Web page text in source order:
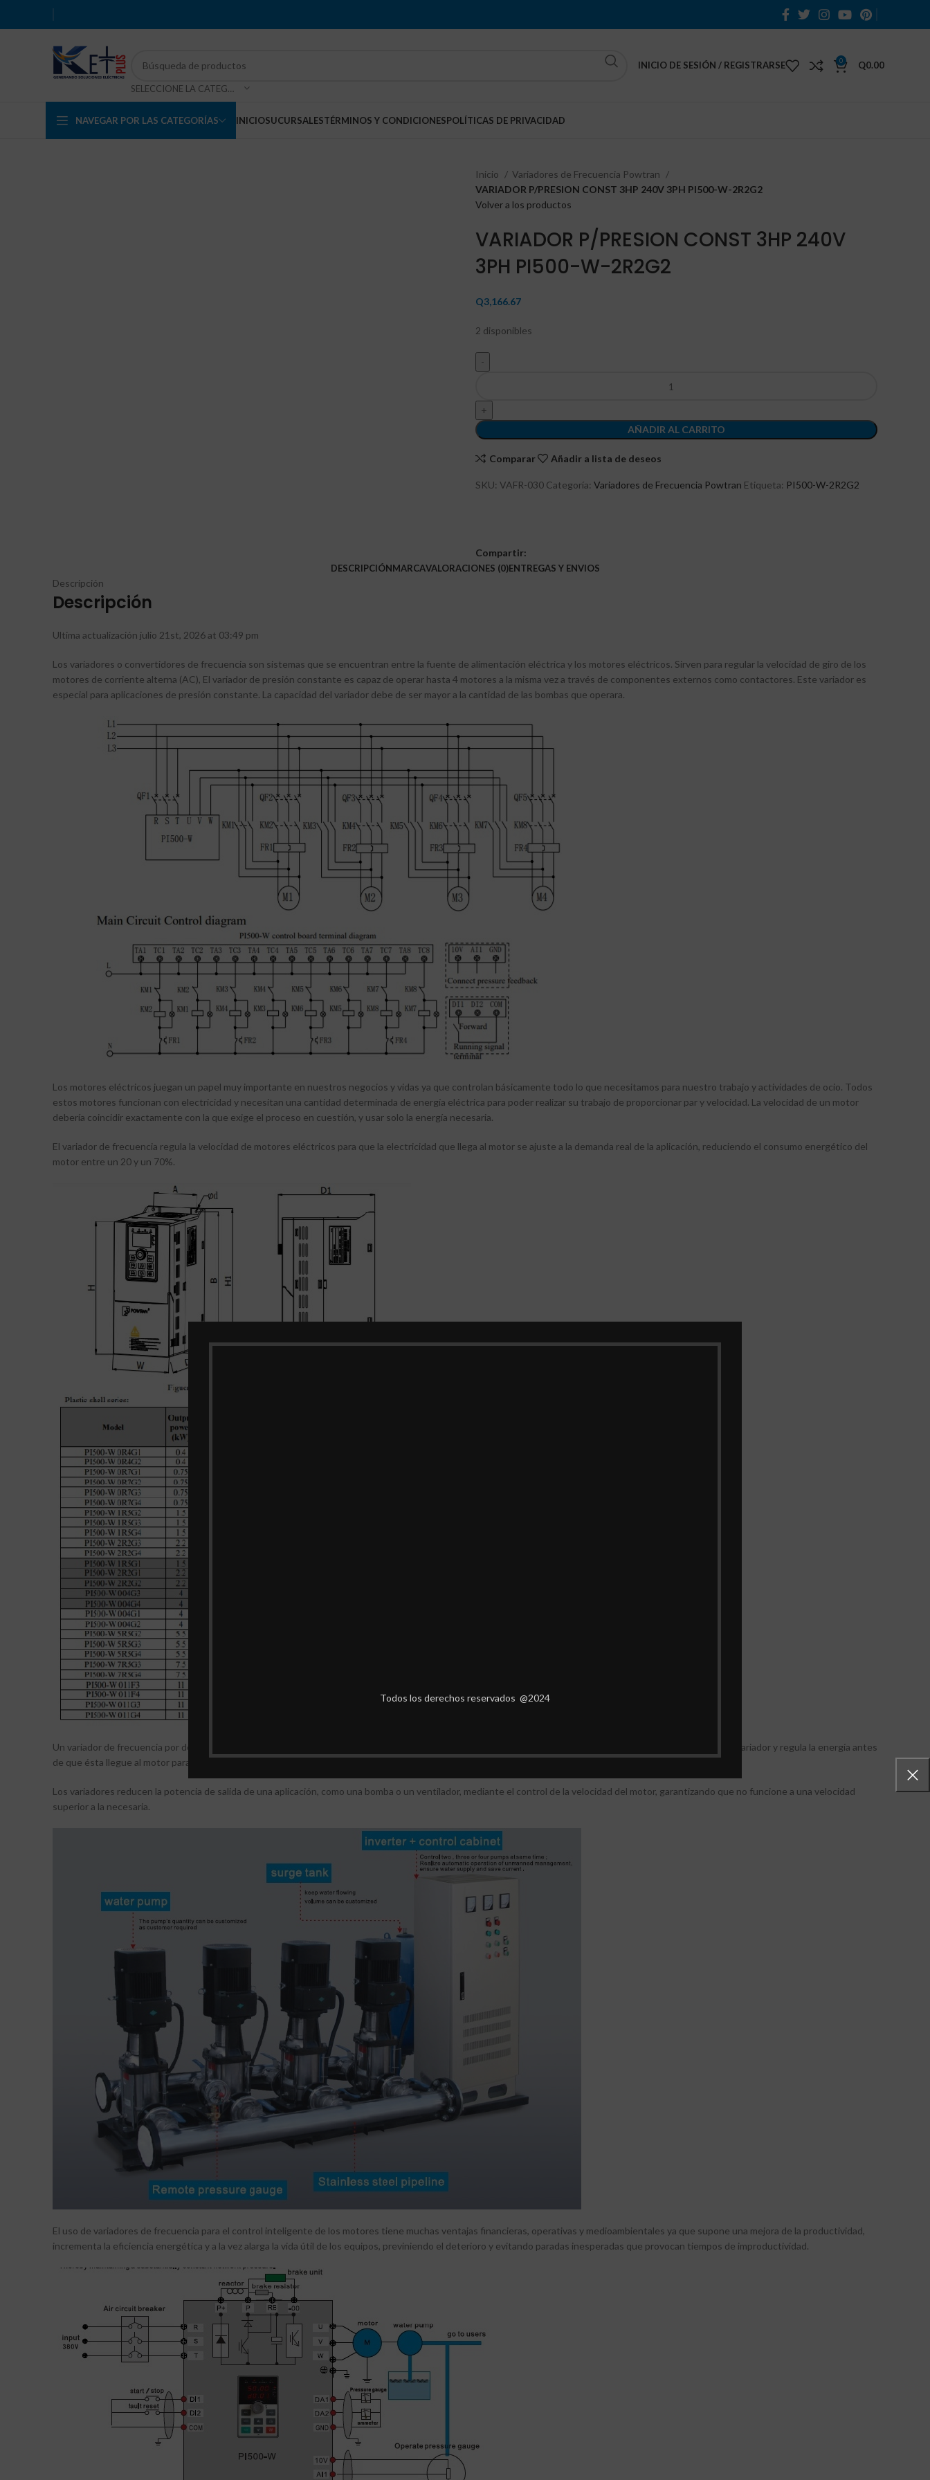
Todos los derechos reservados @2024
SELECCIONE LA CATEGORÍA
INICIO DE SESIÓN / REGISTRARSE 0 Q0.00
NAVEGAR POR LAS CATEGORÍAS INICIOSUCURSALESTÉRMINOS Y CONDICIONESPOLÍTICAS DE PRIVACIDAD
Inicio
Variadores de Frecuencia Powtran
VARIADOR P/PRESION CONST 3HP 240V 3PH PI500-W-2R2G2
Volver a los productos
VARIADOR P/PRESION CONST 3HP 240V
3PH PI500-W-2R2G2
Q3,166.67
2 disponibles
AÑADIR AL CARRITO
Comparar Añadir a lista de deseos
SKU: VAFR-030 Categoría: Variadores de Frecuencia Powtran Etiqueta: PI500-W-2R2G2
Compartir:
DESCRIPCIÓNMARCAVALORACIONES (0)ENTREGAS Y ENVIOS
Descripción
Descripción
Ultima actualización julio 21st, 2026 at 03:49 pm
Los variadores o convertidores de frecuencia son sistemas que se encuentran entre la fuente de alimentación eléctrica y los motores eléctricos. Sirven para regular la velocidad de giro de los
motores de corriente alterna (AC), El variador de presión constante es capaz de operar hasta 4 motores a la misma vez a través de componentes externos como contactores. Este variador es
especial para aplicaciones de presión constante. La capacidad del variador debe de ser mayor a la cantidad de las bombas que operara.
Los motores eléctricos juegan un papel muy importante en nuestros negocios y vidas ya que controlan básicamente todo lo que necesitamos para nuestro trabajo y actividades de ocio. Todos
estos motores funcionan con electricidad y necesitan una cantidad determinada de energía eléctrica para poder realizar su trabajo de proporcionar par y velocidad. La velocidad de un motor
debería coincidir exactamente con la que exige el proceso en cuestión, y usar solo la energía necesaria.
El variador de frecuencia regula la velocidad de motores eléctricos para que la electricidad que llega al motor se ajuste a la demanda real de la aplicación, reduciendo el consumo energético del
motor entre un 20 y un 70%.
Un variador de frecuencia por definición es un regulador industrial que se encuentra entre la alimentación energética y el motor. La energía de la red pasa por el variador y regula la energía antes
de que ésta llegue al motor para luego ajustar la frecuencia y la tensión en función de los requisitos del procedimiento.
Los variadores reducen la potencia de salida de una aplicación, como una bomba o un ventilador, mediante el control de la velocidad del motor, garantizando que no funcione a una velocidad
superior a la necesaria.
El uso de variadores de frecuencia para el control inteligente de los motores tiene muchas ventajas financieras, operativas y medioambientales ya que supone una mejora de la productividad,
incrementa la eficiencia energética y a la vez alarga la vida útil de los equipos, previniendo el deterioro y evitando paradas inesperadas que provocan tiempos de improductividad.